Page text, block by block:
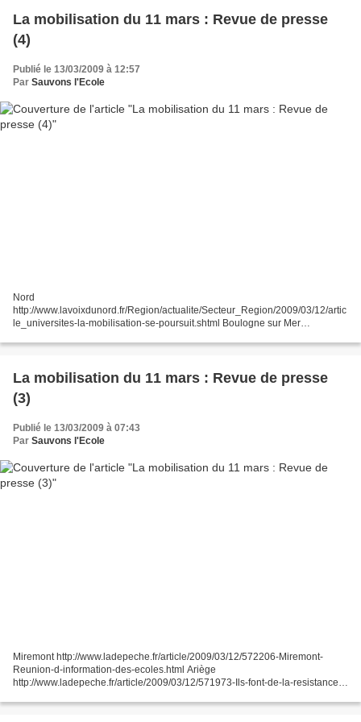
La mobilisation du 11 mars : Revue de presse
(4)
Publié le 13/03/2009 à 12:57
Par Sauvons l'Ecole
Nord
http://www.lavoixdunord.fr/Region/actualite/Secteur_Region/2009/03/12/artic
le_universites-la-mobilisation-se-poursuit.shtml Boulogne sur Mer
logne_sur_Mer/2009/03/12/article_toujours-autant-d-inquietudes-sur-l-
La mobilisation du 11 mars : Revue de presse
(3)
Publié le 13/03/2009 à 07:43
Par Sauvons l'Ecole
Miremont http://www.ladepeche.fr/article/2009/03/12/572206-Miremont-
Reunion-d-information-des-ecoles.html Ariège
http://www.ladepeche.fr/article/2009/03/12/571973-Ils-font-de-la-resistance-
Une-Nuit-des-ecoles-face-aux-reformes.html...